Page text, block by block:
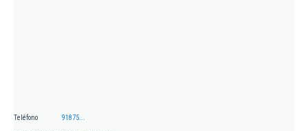
Teléfono 91875...